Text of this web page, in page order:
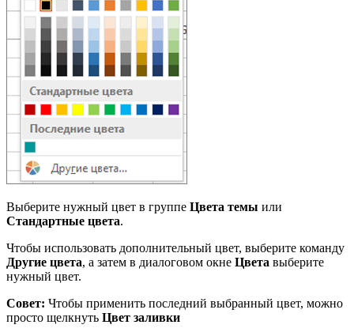
Выберите нужный цвет в группе Цвета темы или
Стандартные цвета.
Чтобы использовать дополнительный цвет, выберите команду
Другие цвета, а затем в диалоговом окне Цвета выберите
нужный цвет.
Совет: Чтобы применить последний выбранный цвет, можно
просто щелкнуть Цвет заливки